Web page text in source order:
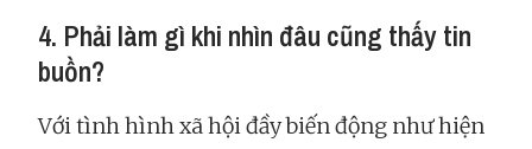
4. Phải làm gì khi nhìn đâu cũng thấy tin
buồn?
Với tình hình xã hội đầy biến động như hiện